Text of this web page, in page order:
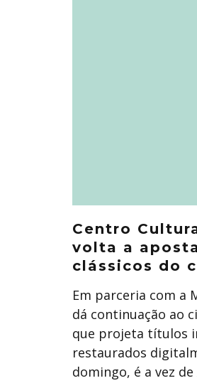
Centro
volta a
clássicos do
Em parceria com a
dá continuação ao
que projeta títulos
restaurados
domingo, é a vez